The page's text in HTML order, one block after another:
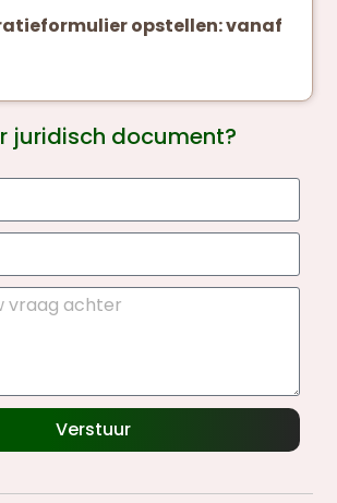
juridisch document?
Verstuur
opstellen: vanaf